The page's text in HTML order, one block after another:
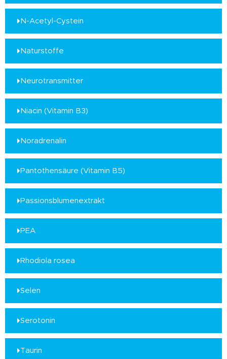
N-Acetyl-Cystein
Naturstoffe
Neurotransmitter
Niacin (Vitamin B3)
Noradrenalin
Pantothensäure (Vitamin B5)
Passionsblumenextrakt
PEA
Rhodiola rosea
Selen
Serotonin
Taurin